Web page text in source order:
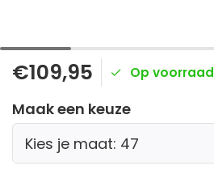
€109,95 Op voorraad
Maak een keuze
Kies je maat: 47